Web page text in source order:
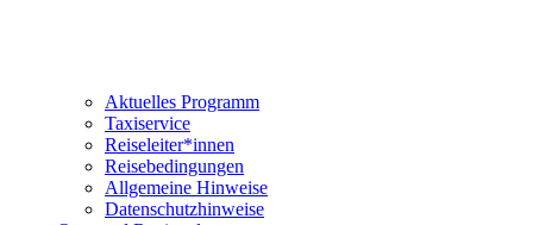
Aktuelles Programm
Taxiservice
Reiseleiter*innen
Reisebedingungen
Allgemeine Hinweise
Datenschutzhinweise